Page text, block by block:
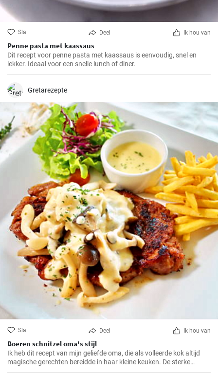
Sla Deel Ik hou van
Penne pasta met kaassaus
Dit recept voor penne pasta met kaassaus is eenvoudig, snel en
lekker. Ideaal voor een snelle lunch of diner.
Gretarezepte
Sla Deel Ik hou van
Boeren schnitzel oma's stijl
Ik heb dit recept van mijn geliefde oma, die als volleerde kok altijd
magische gerechten bereidde in haar kleine keuken. De sterke
smaken en knapperige paneerlaag van de BauernSchnitzel maken